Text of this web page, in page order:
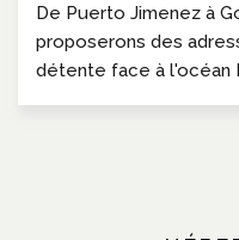
De Puerto Jimenez à
proposerons des
détente face à l'océan